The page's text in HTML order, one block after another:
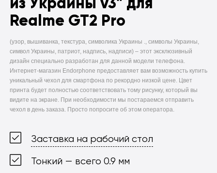
Realme GT2 Pro
(узор, вышиванка, текстура, символика Украины ., символы Украины,
символ Украины, патриот, надпись, надписи) – этот эксклюзивный
дизайн специально разработан для данной модели телефона.
Интернет-магазин Endorphone предоставляет вам возможность купить
уникальный чехол для смартфона по рекордно низкой цене. Цвет
принта будет полностью соответствовать тому рисунку, который вы
видите на экране. При необходимости мы постараемся отправить
чехол в день заказа. Просто попросите об этом оператора.
Заставка на рабочий стол
Тонкий — всего 0.9 мм